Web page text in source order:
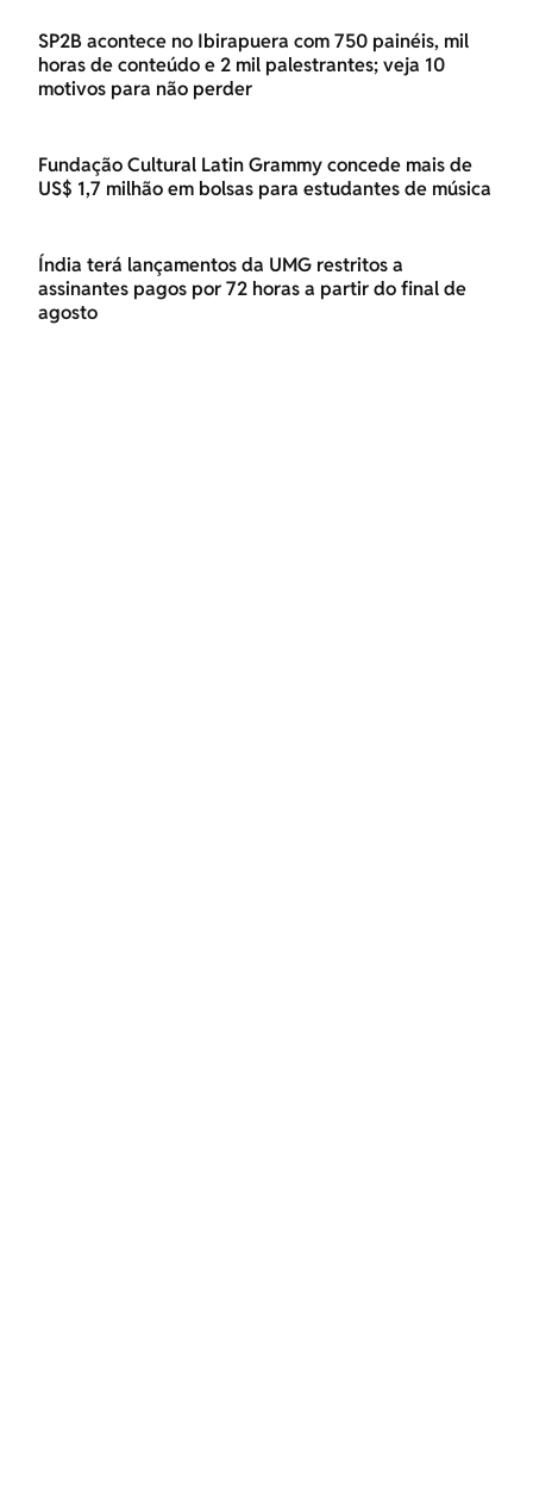
SP2B acontece no Ibirapuera com 750 painéis, mil
horas de conteúdo e 2 mil palestrantes; veja 10
motivos para não perder
Fundação Cultural Latin Grammy concede mais de
US$ 1,7 milhão em bolsas para estudantes de música
Índia terá lançamentos da UMG restritos a
assinantes pagos por 72 horas a partir do final de
agosto